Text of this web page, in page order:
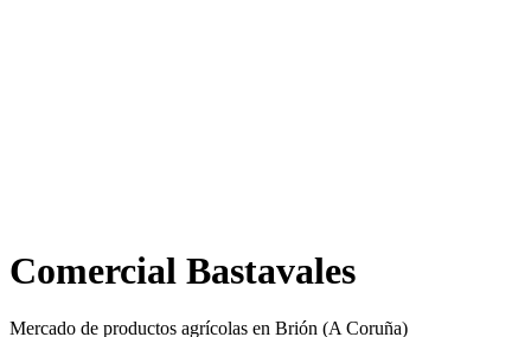
Comercial Bastavales
Mercado de productos agrícolas en Brión (A Coruña)